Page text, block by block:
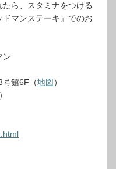
ら、スタミナをつける
マンステーキ』でのお
ン
館6F（地図 ）